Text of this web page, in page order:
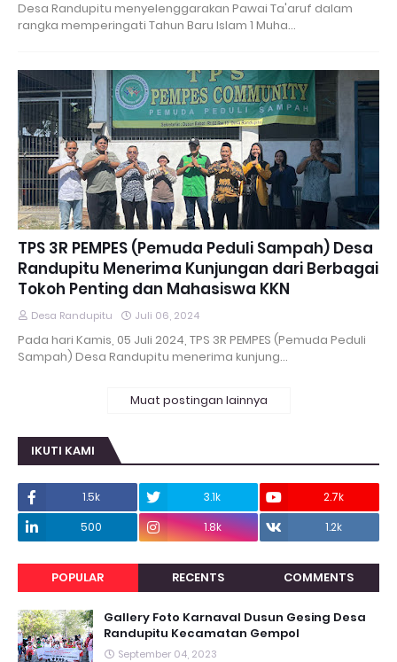
Desa Randupitu menyelenggarakan Pawai Ta'aruf dalam
rangka memperingati Tahun Baru Islam 1 Muha…
TPS 3R PEMPES (Pemuda Peduli Sampah) Desa
Randupitu Menerima Kunjungan dari Berbagai
Tokoh Penting dan Mahasiswa KKN
Desa Randupitu Juli 06, 2024
Pada hari Kamis, 05 Juli 2024, TPS 3R PEMPES (Pemuda Peduli
Sampah) Desa Randupitu menerima kunjung…
Muat postingan lainnya
IKUTI KAMI
1.5k 3.1k
2.7k
500
1.8k 1.2k
POPULAR RECENTS COMMENTS
Gallery Foto Karnaval Dusun Gesing Desa
Randupitu Kecamatan Gempol
September 04, 2023